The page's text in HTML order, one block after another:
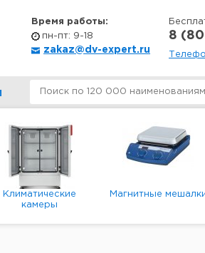
Время работы:
пн-пт: 9-18
zakaz@dv-expert.ru
8
Климатические
камеры
Магнитные